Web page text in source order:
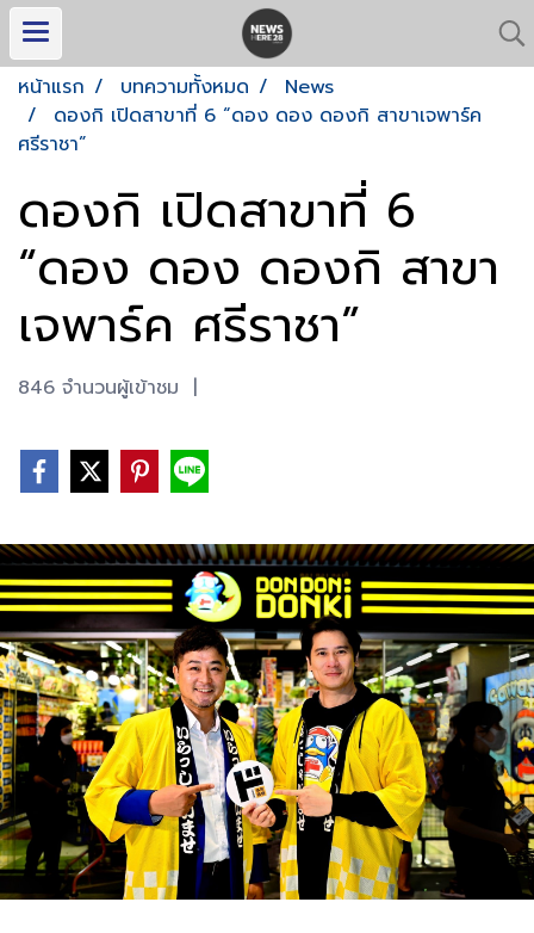
หน้าแรก บทความทั้งหมด
News
ดองกิ เปิดสาขาที่ 6 “ดอง ดอง ดองกิ สาขาเจพาร์ค
ศรีราชา”
ดองกิ เปิดสาขาที่ 6
“ดอง ดอง ดองกิ สาขา
เจพาร์ค ศรีราชา”
846 จำนวนผู้เข้าชม |